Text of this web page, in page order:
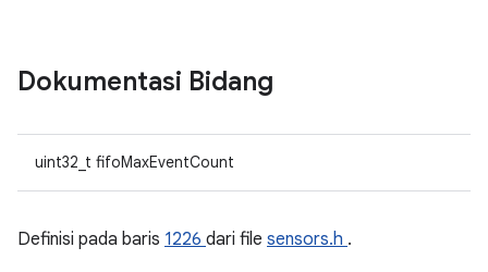
Dokumentasi Bidang
uint32_t fifoMaxEventCount
Definisi pada baris 1226 dari file sensors.h .